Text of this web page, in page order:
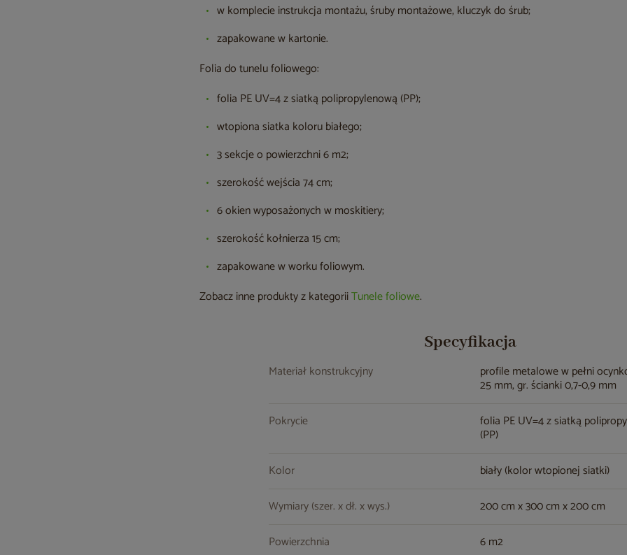
w komplecie instrukcja montażu, śruby montażowe, kluczyk do śrub;
zapakowane w kartonie.
Folia do tunelu foliowego:
folia PE UV=4 z siatką polipropylenową (PP);
wtopiona siatka koloru białego;
3 sekcje o powierzchni 6 m2;
szerokość wejścia 74 cm;
6 okien wyposażonych w moskitiery;
szerokość kołnierza 15 cm;
zapakowane w worku foliowym.
Zobacz inne produkty z kategoriiTunele foliowe.
Specyfikacja
Materiał konstrukcyjny profile metalowe w pełni
25 mm, gr. ścianki 0,7-0,9 mm
Pokrycie
folia PE UV=4 z siatką
(PP)
Kolor
biały (kolor wtopionej siatki)
Wymiary (szer. x dł. x wys.)
200 cm x 300 cm x 200 cm
Powierzchnia
6 m2